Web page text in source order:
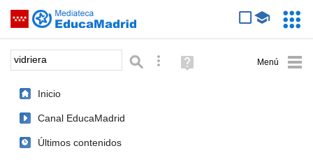
Saltar navegación
Palabra o frase: Búsqueda avanzada
Ayuda
(en
Inicio
Canal EducaMadrid
Últimos contenidos